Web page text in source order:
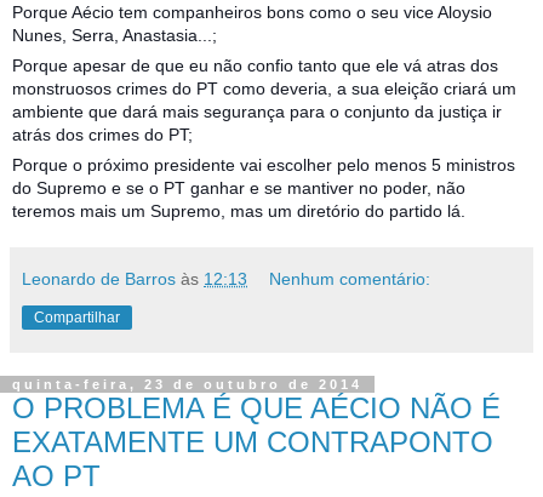
Porque Aécio tem companheiros bons como o seu vice Aloysio
Nunes, Serra, Anastasia...;
Porque apesar de que eu não confio tanto que ele vá atras dos
monstruosos crimes do PT como deveria, a sua eleição criará um
ambiente que dará mais segurança para o conjunto da justiça ir
atrás dos crimes do PT;
Porque o próximo presidente vai escolher pelo menos 5 ministros
do Supremo e se o PT ganhar e se mantiver no poder, não
teremos mais um Supremo, mas um diretório do partido lá.
Leonardo de Barros às 12:13 Nenhum comentário:
Compartilhar
quinta-feira, 23 de outubro de 2014
O PROBLEMA É QUE AÉCIO NÃO É
EXATAMENTE UM CONTRAPONTO
AO PT